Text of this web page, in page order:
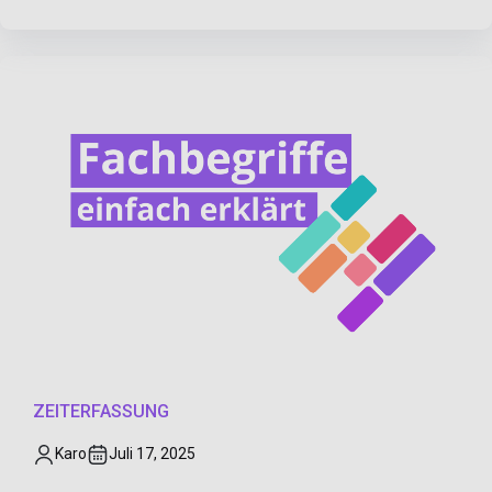
ZEITERFASSUNG
Karo Juli 17, 2025